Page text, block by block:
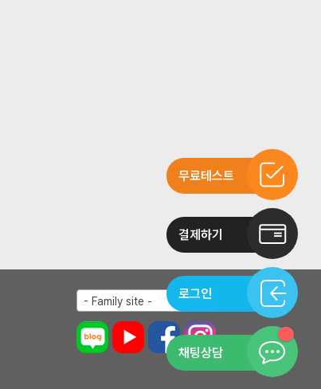
- Family site -
무료테스트
결제하기
로그인
채팅상담